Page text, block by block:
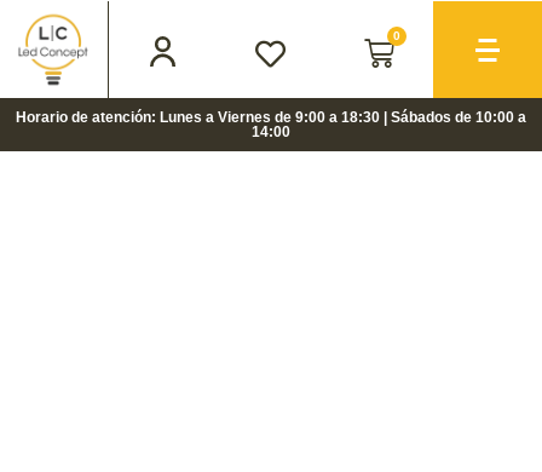
0
Horario de atención: Lunes a Viernes de 9:00 a 18:30 | Sábados de 10:00 a
14:00